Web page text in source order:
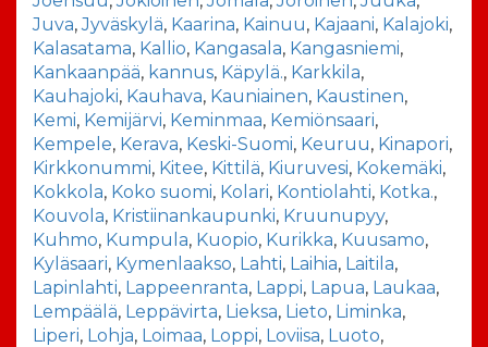
Juva,Jyväskylä, Kaarina, Kainuu, Kajaani, Kalajoki,
Kalasatama, Kallio, Kangasala, Kangasniemi,
Kankaanpää, kannus, Käpylä., Karkkila,
Kauhajoki, Kauhava, Kauniainen, Kaustinen,
Kemi, Kemijärvi, Keminmaa, Kemiönsaari,
Kempele, Kerava, Keski-Suomi, Keuruu, Kinapori,
Kirkkonummi, Kitee, Kittilä, Kiuruvesi, Kokemäki,
Kokkola, Koko suomi, Kolari, Kontiolahti, Kotka.,
Kouvola, Kristiinankaupunki, Kruunupyy,
Kuhmo, Kumpula, Kuopio, Kurikka, Kuusamo,
Kyläsaari, Kymenlaakso, Lahti, Laihia, Laitila,
Lapinlahti, Lappeenranta, Lappi, Lapua, Laukaa,
Lempäälä, Leppävirta, Lieksa, Lieto, Liminka,
Liperi, Lohja, Loimaa, Loppi, Loviisa, Luoto,